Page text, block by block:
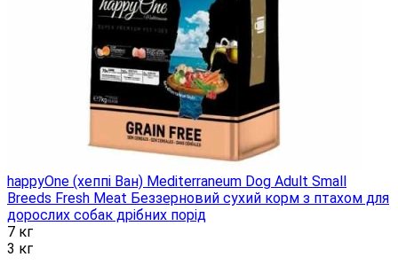
happyOne (хеппі Ван) Mediterraneum Dog Adult Small
Breeds Fresh Meat Беззерновий сухий корм з птахом для
дорослих собак дрібних порід
7 кг
3 кг